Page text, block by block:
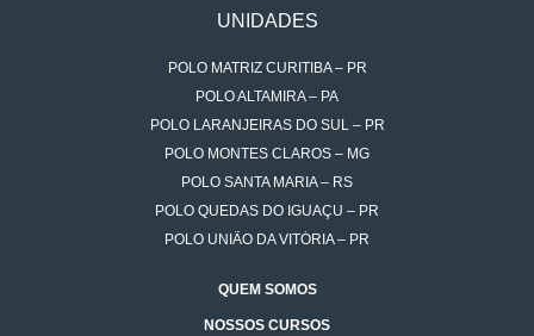
UNIDADES
POLO MATRIZ CURITIBA – PR
POLO ALTAMIRA – PA
POLO LARANJEIRAS DO SUL – PR
POLO MONTES CLAROS – MG
POLO SANTA MARIA – RS
POLO QUEDAS DO IGUAÇU – PR
POLO UNIÃO DA VITÓRIA – PR
QUEM SOMOS
NOSSOS CURSOS